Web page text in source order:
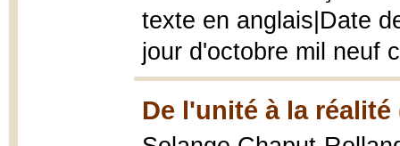
texte en anglais|Date
jour d'octobre mil neuf
De l'unité à la réalité